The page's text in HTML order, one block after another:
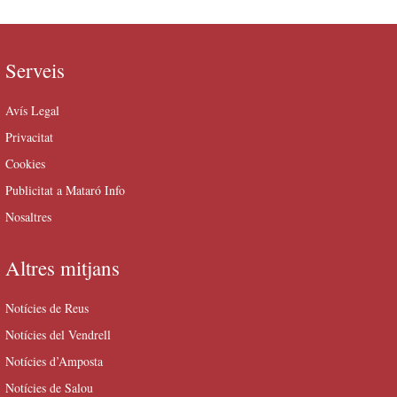
Serveis
Avís Legal
Privacitat
Cookies
Publicitat a Mataró Info
Nosaltres
Altres mitjans
Notícies de Reus
Notícies del Vendrell
Notícies d’Amposta
Notícies de Salou